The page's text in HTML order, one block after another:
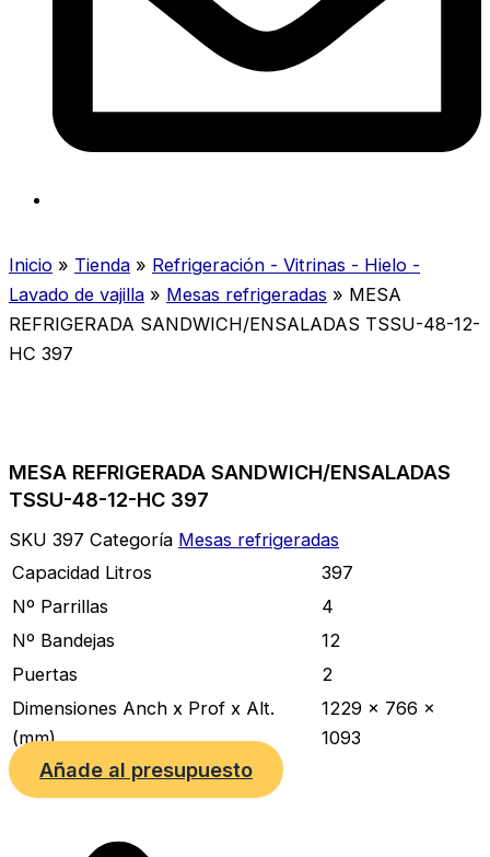
Inicio » Tienda » Refrigeración - Vitrinas - Hielo -
Lavado de vajilla » Mesas refrigeradas » MESA
REFRIGERADA SANDWICH/ENSALADAS TSSU-48-12-
HC 397
MESA REFRIGERADA SANDWICH/ENSALADAS
TSSU-48-12-HC 397
SKU 397 Categoría Mesas refrigeradas
Capacidad Litros
397
Nº Parrillas
4
Nº Bandejas
12
Puertas
2
Dimensiones Anch x Prof x Alt.
(mm)
1229 x 766 x
1093
Añade al presupuesto